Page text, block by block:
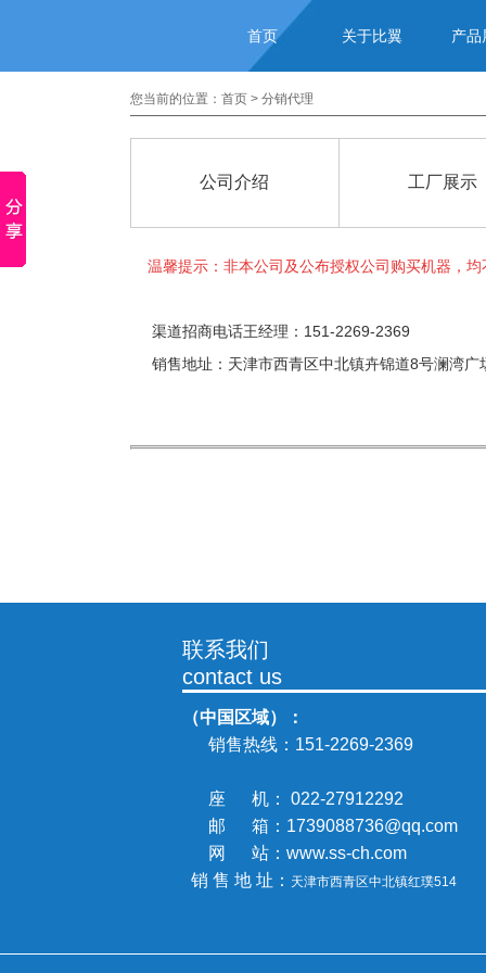
首页 关于比翼 产品
您当前的位置： 首页 > 分销代理
公司介绍 工厂展示
温馨提示 ：非本公司及公布授权公司购买机器，
渠道招商电话王经理 ：151-2269-2369
销售地址：天津市西青区中北镇卉锦道8号澜湾广
联系我们
contact us
（中国区域）：
销售热线： 151-2269-2369
座 机： 022-27912292
邮 箱：1739088736@qq.com
网 站：www.ss-ch.com
销 售 地 址： 天津市西青区中北镇红璞514